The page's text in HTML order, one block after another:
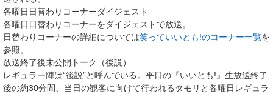
各曜日日替わりコーナーダイジェスト
各曜日日替わりコーナーをダイジェストで放送。
日替わりコーナーの詳細については笑っていいとも!のコーナー一覧を
参照。
放送終了後未公開トーク（後説）
レギュラー陣は“後説”と呼んでいる。平日の『いいとも!』生放送終了
後の約30分間、当日の観客に向けて行われるタモリと各曜日レギュラ